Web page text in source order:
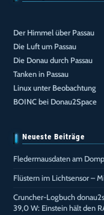
Der Himmel über Passau
Die Luft um Passau
Die Donau durch Passau
Tanken in Passau
Linux unter Beobachtung
BOINC bei Donau2Space
Neueste Beiträge
Fledermausdaten am
Flüstern im Lichtsensor –
Cruncher-Logbuch
39,0 W: Einstein hält den